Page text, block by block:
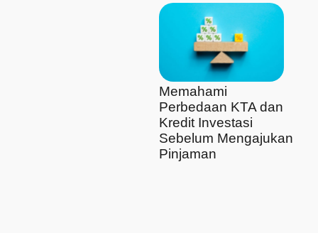
Memahami
Perbedaan KTA dan
Kredit Investasi
Sebelum Mengajukan
Pinjaman